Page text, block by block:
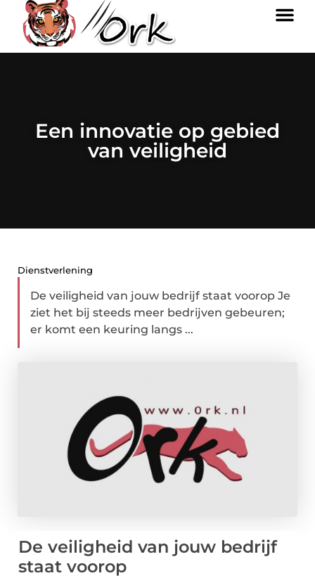
Een innovatie op gebied
van veiligheid
Dienstverlening
De veiligheid van jouw bedrijf staat voorop Je
ziet het bij steeds meer bedrijven gebeuren;
er komt een keuring langs ...
De veiligheid van jouw bedrijf
staat voorop